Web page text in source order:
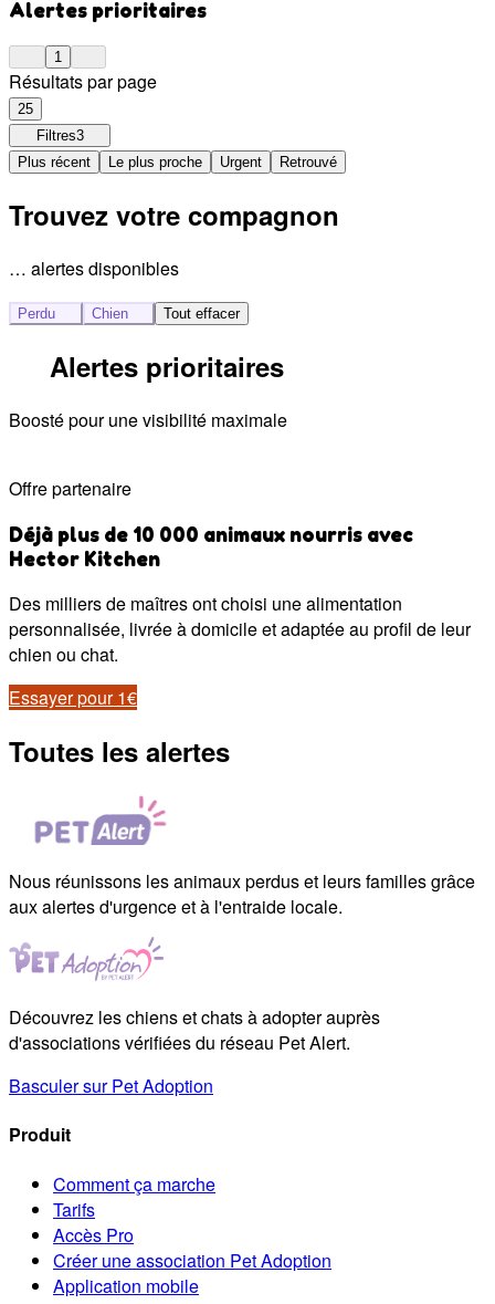
Alertes prioritaires
1
Résultats par page
25
Filtres3
Plus récent
Le plus proche Urgent Retrouvé
Trouvez votre compagnon
… alertes disponibles
Perdu Chien Tout effacer
Alertes prioritaires
Boosté pour une visibilité maximale
Offre partenaire
Déjà plus de 10 000 animaux nourris avec
Hector Kitchen
Des milliers de maîtres ont choisi une alimentation
personnalisée, livrée à domicile et adaptée au profil de leur
chien ou chat.
Essayer pour 1€
Toutes les alertes
Nous réunissons les animaux perdus et leurs familles grâce
aux alertes d'urgence et à l'entraide locale.
Découvrez les chiens et chats à adopter auprès
d'associations vérifiées du réseau Pet Alert.
Basculer sur Pet Adoption
Produit
Comment ça marche
Tarifs
Accès Pro
Créer une association Pet Adoption
Application mobile